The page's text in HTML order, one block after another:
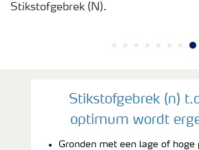
Stikstofgebrek (N).
Stikstofgebrek (n)
optimum wordt
Gronden met een lage of hoge